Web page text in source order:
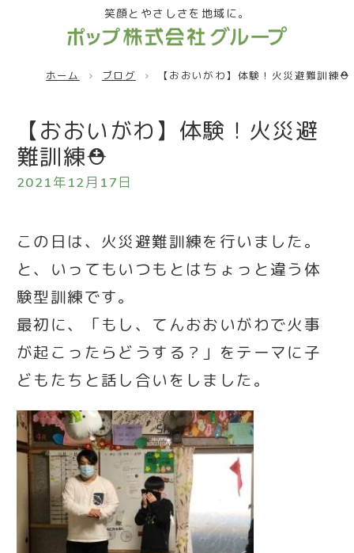
笑顔とやさしさを地域に。
ホーム ブログ 【おおいがわ】体験！火災避難訓練⛑
【おおいがわ】体験！火災避
難訓練⛑
2021年12月17日
この日は、火災避難訓練を行いました。
と、いってもいつもとはちょっと違う体
験型訓練です。
最初に、「もし、てんおおいがわで火事
が起こったらどうする？」をテーマに子
どもたちと話し合いをしました。